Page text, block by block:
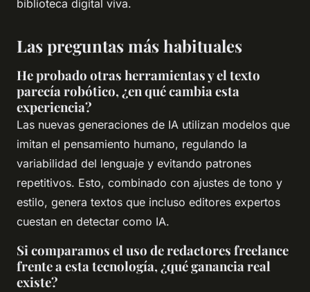
biblioteca digital viva.
Las preguntas más habituales
He probado otras herramientas y el texto
parecía robótico, ¿en qué cambia esta
experiencia?
Las nuevas generaciones de IA utilizan modelos que
imitan el pensamiento humano, regulando la
variabilidad del lenguaje y evitando patrones
repetitivos. Esto, combinado con ajustes de tono y
estilo, genera textos que incluso editores expertos
cuestan en detectar como IA.
Si comparamos el uso de redactores freelance
frente a esta tecnología, ¿qué ganancia real
existe?